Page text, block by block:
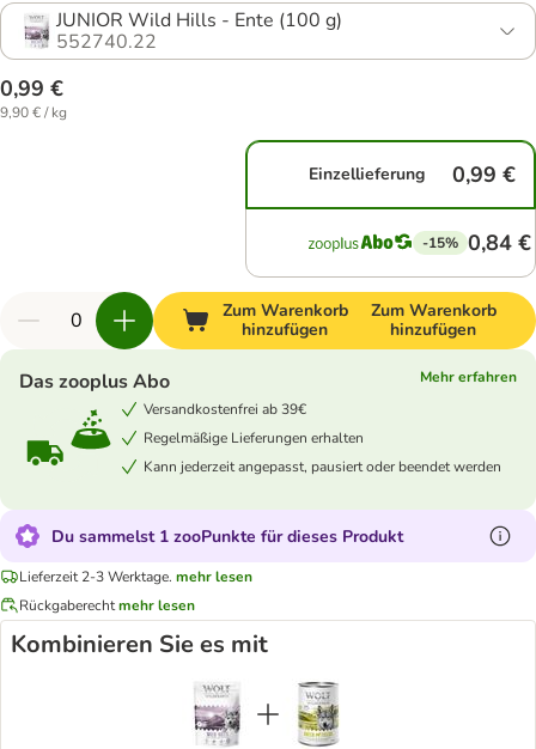
JUNIOR Wild Hills - Ente (100 g)
552740.22
0,99 €
9,90 € / kg
Einzellieferung 0,99 €
-15% 0,84 €
Zum Warenkorb
hinzufügen
Zum Warenkorb
hinzufügen
Das zooplus Abo
Mehr erfahren
Versandkostenfrei ab 39€
Regelmäßige Lieferungen erhalten
Kann jederzeit angepasst, pausiert oder beendet werden
Du sammelst 1 zooPunkte für dieses Produkt
Lieferzeit 2-3 Werktage. mehr lesen
Rückgaberechtmehr lesen
Kombinieren Sie es mit